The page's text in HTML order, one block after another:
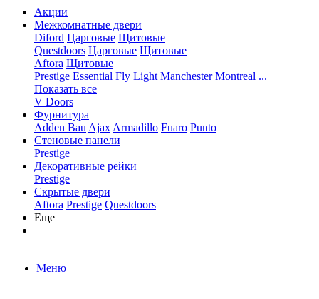
Акции
Межкомнатные двери
Diford Царговые Щитовые
Questdoors Царговые Щитовые
Aftora Щитовые
Prestige Essential Fly Light Manchester Montreal ...
Показать все
V Doors
Фурнитура
Adden Bau Ajax Armadillo Fuaro Punto
Стеновые панели
Prestige
Декоративные рейки
Prestige
Скрытые двери
Aftora Prestige Questdoors
Еще
Меню